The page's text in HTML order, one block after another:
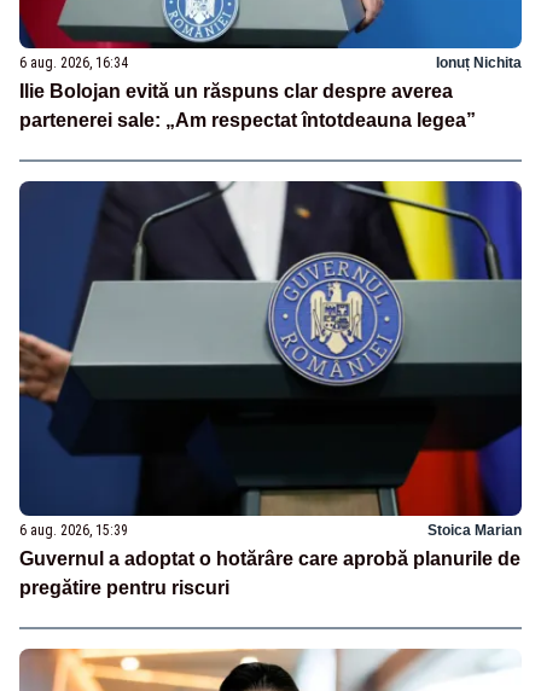
6 aug. 2026, 16:34 Ionuț Nichita
Ilie Bolojan evită un răspuns clar despre averea
partenerei sale: „Am respectat întotdeauna legea”
6 aug. 2026, 15:39 Stoica Marian
Guvernul a adoptat o hotărâre care aprobă planurile de
pregătire pentru riscuri